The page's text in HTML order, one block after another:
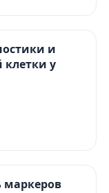
и
у
маркеров